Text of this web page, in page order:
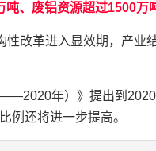
吨、废铝资源超过1500
性改革进入显效期，产业
年）》提出到
例还将进一步提高。